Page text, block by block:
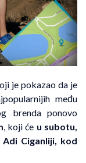
je pokazao da je
među
brenda ponovo
, koji će u subotu,
Ciganliji, kod